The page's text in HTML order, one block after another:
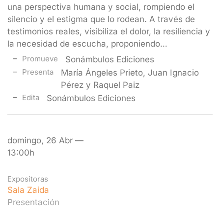
una perspectiva humana y social, rompiendo el
silencio y el estigma que lo rodean. A través de
testimonios reales, visibiliza el dolor, la resiliencia y
la necesidad de escucha, proponiendo…
Promueve Sonámbulos Ediciones
Presenta
María Ángeles Prieto, Juan Ignacio
Pérez y Raquel Paiz
Edita Sonámbulos Ediciones
domingo, 26 Abr —
13:00h
Expositoras
Sala Zaida
Presentación